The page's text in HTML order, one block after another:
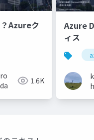
Azureク
1.6K
Azure
ィス